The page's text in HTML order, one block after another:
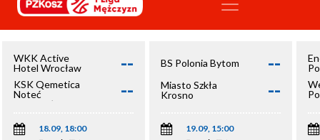
WKK Active
Hotel Wrocław
--
KSK Qemetica
Noteć
Inowrocław
--
18.09, 18:00
BS Polonia Bytom --
Miasto Szkła
Krosno
--
19.09, 15:00